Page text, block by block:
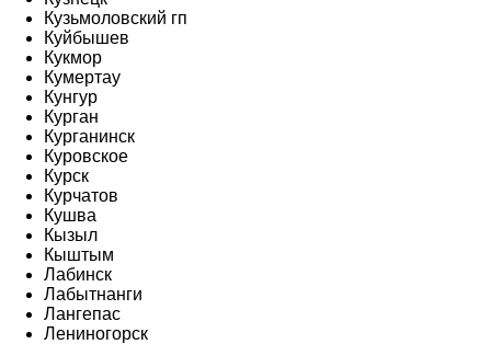
Кузьмоловский гп
Куйбышев
Кукмор
Кумертау
Кунгур
Курган
Курганинск
Куровское
Курск
Курчатов
Кушва
Кызыл
Кыштым
Лабинск
Лабытнанги
Лангепас
Лениногорск